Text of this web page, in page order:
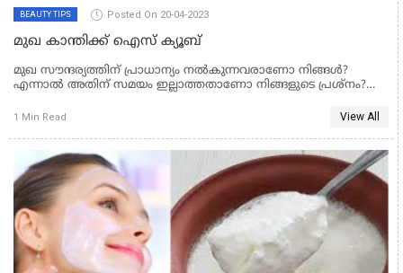
BEAUTY TIPS Posted On 20-04-2023
മുഖ കാന്തിക്ക് ഐസ് ക്യൂബ്
മുഖ സൗന്ദര്യത്തിന് പ്രാധാന്യം നല്‍കുന്നവരാണോ നിങ്ങള്‍?
എന്നാല്‍ അതിന് സമയം ഇല്ലാത്തതാണോ നിങ്ങളുടെ പ്രശ്‌നം?
നിങ്ങളെ എങ്ങനെ സൂന്ദരിയാക്കും എന്ന് നോക്കാം
1 Min Read View All